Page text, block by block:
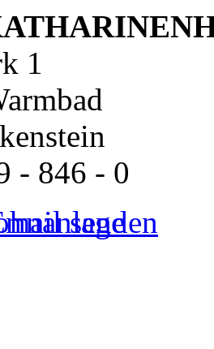
1
- 846 - 0
senden